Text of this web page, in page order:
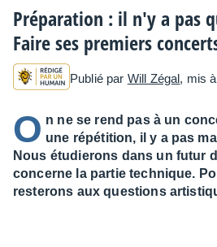
Préparation : il n'y a pas
Faire ses premiers
Publié par Will Zégal, mis
O n ne se rend pas à un
une répétition, il y a pas
Nous étudierons dans un futur
concerne la partie technique.
resterons aux questions